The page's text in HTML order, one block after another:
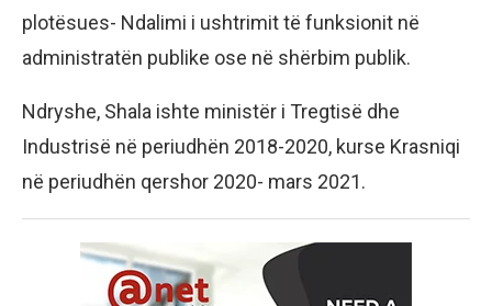
plotësues- Ndalimi i ushtrimit të funksionit në
administratën publike ose në shërbim publik.
Ndryshe, Shala ishte ministër i Tregtisë dhe
Industrisë në periudhën 2018-2020, kurse Krasniqi
në periudhën qershor 2020- mars 2021.